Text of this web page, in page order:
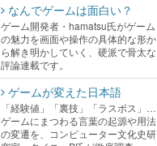
なんでゲームは面白い？
ゲーム開発者・hamatsu氏がゲーム
の魅力を画面や操作の具体的な形か
ら解き明かしていく、硬派で骨太な
評論連載です。
ゲームが変えた日本語
「経験値」「裏技」「ラスボス」…
ゲームにまつわる言葉の起源や用法
の変遷を、コンピューター文化史研